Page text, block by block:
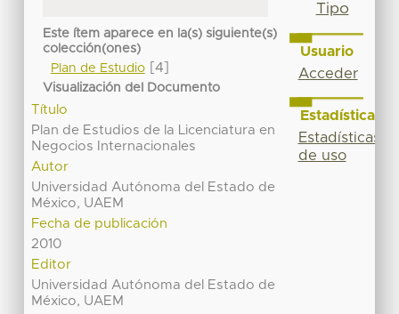
Este ítem aparece en la(s) siguiente(s)
colección(ones)
Plan de Estudio[4]
Visualización del Documento
Título
Plan de Estudios de la Licenciatura en
Negocios Internacionales
Autor
Universidad Autónoma del Estado de
México, UAEM
Fecha de publicación
2010
Editor
Universidad Autónoma del Estado de
México, UAEM
Tipo
Usuario
Acceder
Estadísticas
Estadísticas
de uso